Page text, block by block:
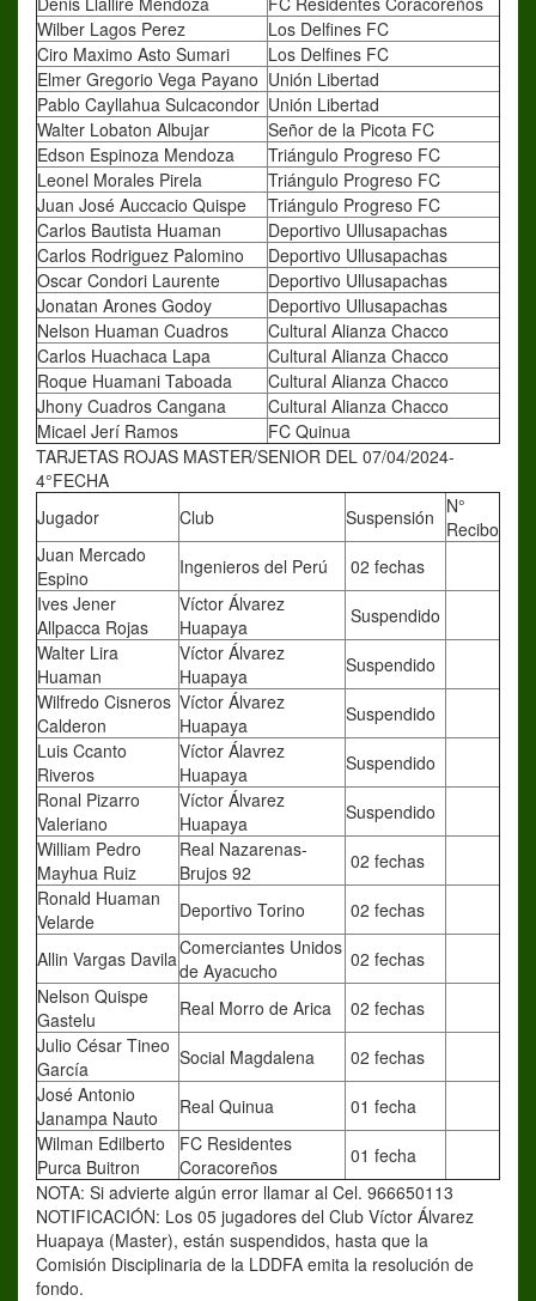
Wilber Lagos Perez
Los Delfines FC
Ciro Maximo Asto Sumari
Los Delfines FC
Elmer Gregorio Vega Payano Unión Libertad
Pablo Cayllahua Sulcacondor Unión Libertad
Walter Lobaton Albujar
Señor de la Picota FC
Edson Espinoza Mendoza
Triángulo Progreso FC
Leonel Morales Pirela
Triángulo Progreso FC
Juan José Auccacio Quispe
Triángulo Progreso FC
Carlos Bautista Huaman
Deportivo Ullusapachas
Carlos Rodriguez Palomino
Deportivo Ullusapachas
Oscar Condori Laurente
Deportivo Ullusapachas
Jonatan Arones Godoy
Deportivo Ullusapachas
Nelson Huaman Cuadros
Cultural Alianza Chacco
Carlos Huachaca Lapa
Cultural Alianza Chacco
Roque Huamani Taboada
Cultural Alianza Chacco
Jhony Cuadros Cangana
Cultural Alianza Chacco
Micael Jerí Ramos
FC Quinua
TARJETAS ROJAS MASTER/SENIOR DEL 07/04/2024-
4°FECHA
Jugador
Club Suspensión N°
Recibo
Juan Mercado
Espino
Ingenieros del Perú
02 fechas
Ives Jener
Allpacca Rojas
Víctor Álvarez
Huapaya
Suspendido
Walter Lira
Huaman
Víctor Álvarez
Huapaya
Suspendido
Wilfredo Cisneros
Calderon
Víctor Álvarez
Huapaya
Suspendido
Luis Ccanto
Riveros
Víctor Álavrez
Huapaya
Suspendido
Ronal Pizarro
Valeriano
Víctor Álvarez
Huapaya
Suspendido
William Pedro
Mayhua Ruiz
Real Nazarenas-
Brujos 92
02 fechas
Ronald Huaman
Velarde
Deportivo Torino 02 fechas
Allin Vargas DavilaComerciantes Unidos
de Ayacucho
02 fechas
Nelson Quispe
Gastelu
Real Morro de Arica
02 fechas
Julio César Tineo
García
Social Magdalena
02 fechas
José Antonio
Janampa Nauto
Real Quinua
01 fecha
Wilman Edilberto
Purca Buitron
FC Residentes
Coracoreños
01 fecha
NOTA: Si advierte algún error llamar al Cel. 966650113
NOTIFICACIÓN: Los 05 jugadores del Club Víctor Álvarez
Huapaya (Master), están suspendidos, hasta que la
Comisión Disciplinaria de la LDDFA emita la resolución de
fondo.